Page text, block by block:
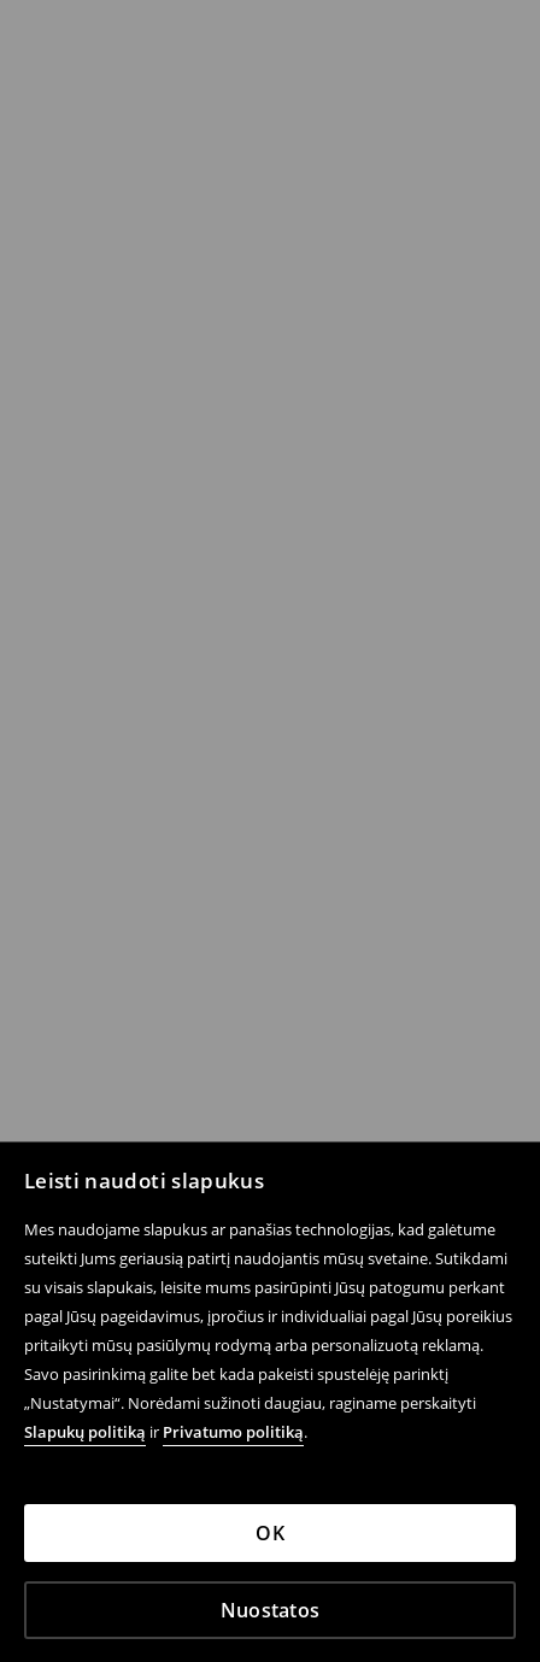
Leisti naudoti slapukus
Mes naudojame slapukus ar panašias technologijas, kad galėtume
suteikti Jums geriausią patirtį naudojantis mūsų svetaine. Sutikdami
su visais slapukais, leisite mums pasirūpinti Jūsų patogumu perkant
pagal Jūsų pageidavimus, įpročius ir individualiai pagal Jūsų poreikius
pritaikyti mūsų pasiūlymų rodymą arba personalizuotą reklamą.
Savo pasirinkimą galite bet kada pakeisti spustelėję parinktį
„Nustatymai“. Norėdami sužinoti daugiau, raginame perskaityti
Slapukų politiką ir Privatumo politiką.
Nuostatos
OK